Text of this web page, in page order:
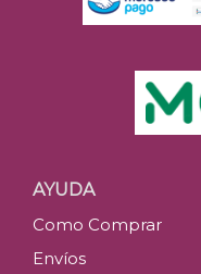
AYUDA
Como Comprar
Envíos